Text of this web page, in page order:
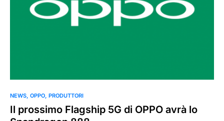
NEWS OPPO PRODUTTORI
Il prossimo Flagship 5G di OPPO avrà lo